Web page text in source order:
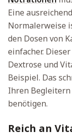
Eine
Normalerweise
den Dosen von
einfacher.
Dextrose und
Beispiel. Das
Ihren Begleitern
benötigen.
Reich an